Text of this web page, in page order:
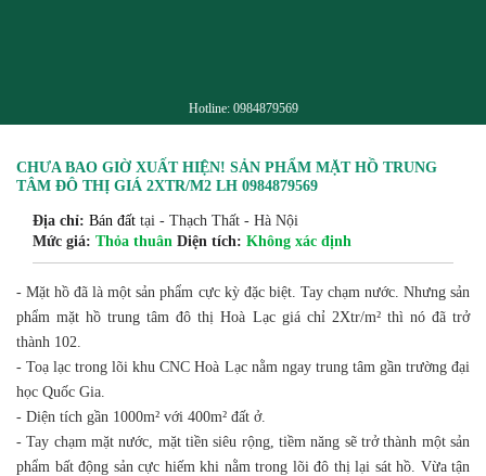
Hotline: 0984879569
CHƯA BAO GIỜ XUẤT HIỆN! SẢN PHẨM MẶT HỒ TRUNG
TÂM ĐÔ THỊ GIÁ 2XTR/M2 LH 0984879569
Địa chỉ: Bán đất tại - Thạch Thất - Hà Nội
Mức giá: Thỏa thuân Diện tích: Không xác định
- Mặt hồ đã là một sản phẩm cực kỳ đặc biệt. Tay chạm nước. Nhưng sản
phẩm mặt hồ trung tâm đô thị Hoà Lạc giá chỉ 2Xtr/m² thì nó đã trở
thành 102.
- Toạ lạc trong lõi khu CNC Hoà Lạc nằm ngay trung tâm gần trường đại
học Quốc Gia.
- Diện tích gần 1000m² với 400m² đất ở.
- Tay chạm mặt nước, mặt tiền siêu rộng, tiềm năng sẽ trở thành một sản
phẩm bất động sản cực hiếm khi nằm trong lõi đô thị lại sát hồ. Vừa tận